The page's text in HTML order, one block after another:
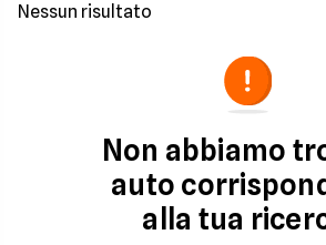
Nessun risultato
Non abbiamo
auto
alla tua